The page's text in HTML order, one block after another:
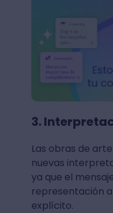
3.
Las obras de
nuevas
ya que el
representación
explícito.